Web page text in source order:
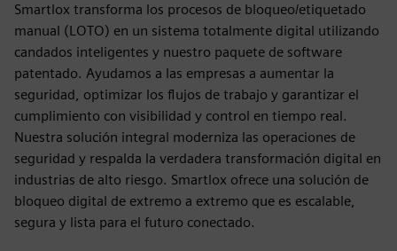
Smartlox transforma los procesos de bloqueo/etiquetado
manual (LOTO) en un sistema totalmente digital utilizando
candados inteligentes y nuestro paquete de software
patentado. Ayudamos a las empresas a aumentar la
seguridad, optimizar los flujos de trabajo y garantizar el
cumplimiento con visibilidad y control en tiempo real.
Nuestra solución integral moderniza las operaciones de
seguridad y respalda la verdadera transformación digital en
industrias de alto riesgo. Smartlox ofrece una solución de
bloqueo digital de extremo a extremo que es escalable,
segura y lista para el futuro conectado.